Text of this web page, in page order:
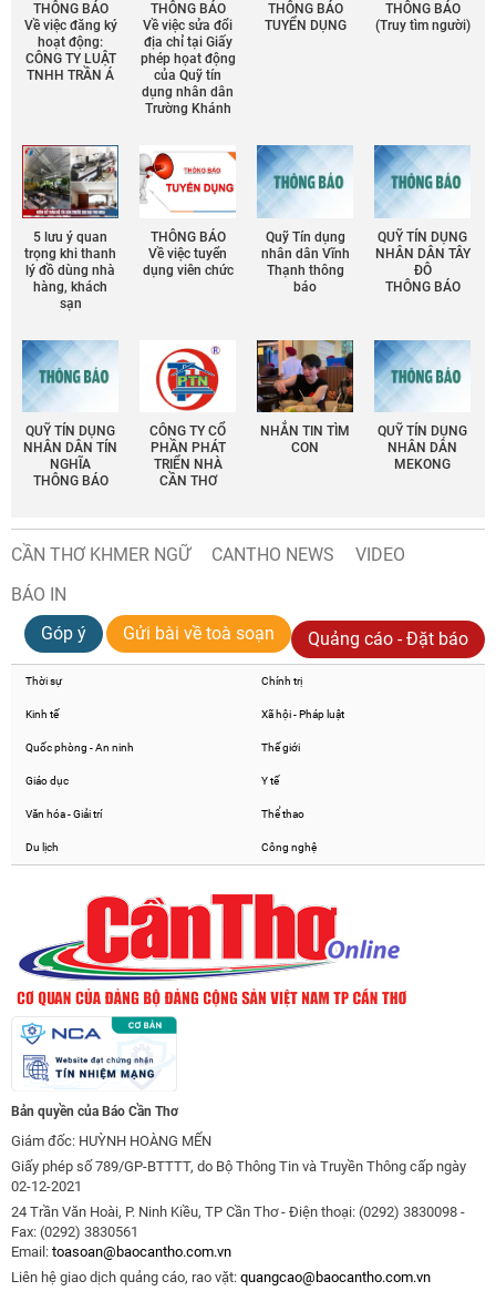
THÔNG BÁO
Về việc đăng ký
hoạt động:
CÔNG TY LUẬT
TNHH TRẦN Á
THÔNG BÁO
Về việc sửa đổi
địa chỉ tại Giấy
phép họat động
của Quỹ tín
dụng nhân dân
Trường Khánh
THÔNG BÁO
TUYỂN DỤNG
THÔNG BÁO
(Truy tìm người)
5 lưu ý quan
trọng khi thanh
lý đồ dùng nhà
hàng, khách
sạn
THÔNG BÁO
Về việc tuyển
dụng viên chức
Quỹ Tín dụng
nhân dân Vĩnh
Thạnh thông
báo
QUỸ TÍN DỤNG
NHÂN DÂN TÂY
ĐÔ
THÔNG BÁO
QUỸ TÍN DỤNG
NHÂN DÂN TÍN
NGHĨA
THÔNG BÁO
CÔNG TY CỔ
PHẦN PHÁT
TRIỂN NHÀ
CẦN THƠ
NHẮN TIN TÌM
CON
QUỸ TÍN DỤNG
NHÂN DÂN
MEKONG
CẦN THƠ KHMER NGỮ CANTHO NEWS
VIDEO
BÁO IN
Góp ý
Gửi bài về toà soạn Quảng cáo - Đặt báo
Thời sự Chính trị
Kinh tế Xã hội - Pháp luật
Quốc phòng - An ninh Thế giới
Giáo dục Y tế
Văn hóa - Giải trí Thể thao
Du lịch Công nghệ
Bản quyền của Báo Cần Thơ
Giám đốc: HUỲNH HOÀNG MẾN
Giấy phép số 789/GP-BTTTT, do Bộ Thông Tin và Truyền Thông cấp ngày
02-12-2021
24 Trần Văn Hoài, P. Ninh Kiều, TP Cần Thơ - Điện thoại: (0292) 3830098 -
Fax: (0292) 3830561
Email: toasoan@baocantho.com.vn
Liên hệ giao dịch quảng cáo, rao vặt: quangcao@baocantho.com.vn